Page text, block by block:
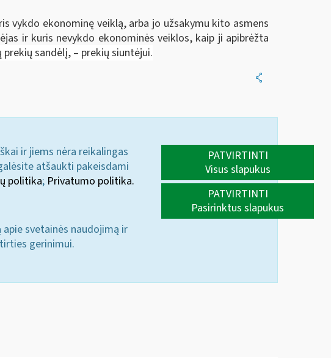
vykdo ekonominę veiklą, arba jo užsakymu kito asmens
ir kuris nevykdo ekonominės veiklos, kaip ji apibrėžta
sandėlį, – prekių siuntėjui.
ir jiems nėra reikalingas
atšaukti pakeisdami
politika; Privatumo politika.
svetainės naudojimą ir
gerinimui.
PATVIRTINTI
Visus slapukus
PATVIRTINTI
Pasirinktus slapukus